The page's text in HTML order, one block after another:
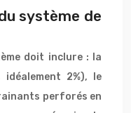
système de
doit inclure : la
idéalement 2%), le
perforés en